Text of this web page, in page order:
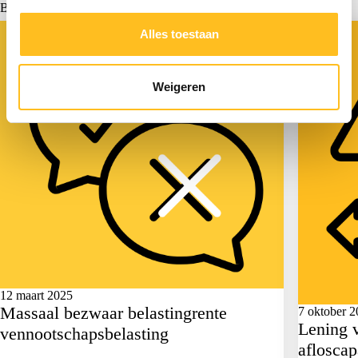
Alles toestaan
Weigeren
Bekijk alle actualiteiten >
12 maart 2025
Massaal bezwaar belastingrente
vennootschapsbelasting
7 oktober
Lening